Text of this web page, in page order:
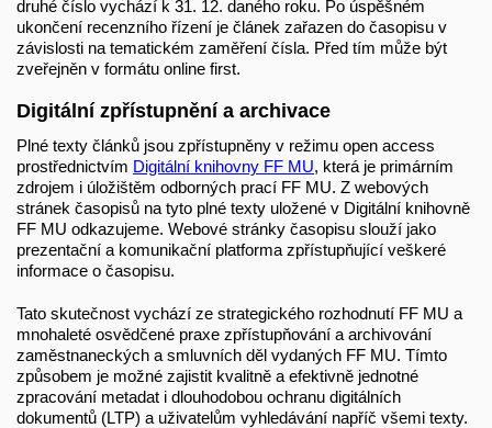
druhé číslo vychází k 31. 12. daného roku. Po úspěšném
ukončení recenzního řízení je článek zařazen do časopisu v
závislosti na tematickém zaměření čísla. Před tím může být
zveřejněn v formátu online first.
Digitální zpřístupnění a archivace
Plné texty článků jsou zpřístupněny v režimu open access
prostřednictvím Digitální knihovny FF MU, která je primárním
zdrojem i úložištěm odborných prací FF MU. Z webových
stránek časopisů na tyto plné texty uložené v Digitální knihovně
FF MU odkazujeme. Webové stránky časopisu slouží jako
prezentační a komunikační platforma zpřístupňující veškeré
informace o časopisu.
Tato skutečnost vychází ze strategického rozhodnutí FF MU a
mnohaleté osvědčené praxe zpřístupňování a archivování
zaměstnaneckých a smluvních děl vydaných FF MU. Tímto
způsobem je možné zajistit kvalitně a efektivně jednotné
zpracování metadat i dlouhodobou ochranu digitálních
dokumentů (LTP) a uživatelům vyhledávání napříč všemi texty.